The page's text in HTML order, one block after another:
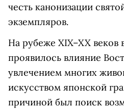
честь канонизации
экземпляров.
На рубеже XIX–XX
проявилось влияние
увлечением многих
искусством японской
причиной был поиск